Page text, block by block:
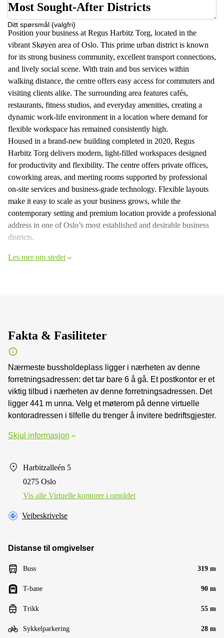
Ditt spørsmål (valgfri)
Most Sought-After Districts
Position your business at Regus Harbitz Torg, located in the
vibrant Skøyen area of Oslo. This prime urban district is known
for its strong business community, excellent transport connections,
and lively social scene. With train and bus services within
walking distance, the centre offers easy access for commuters and
visiting clients alike. The surrounding area features cafés,
restaurants, fitness studios, and everyday amenities, creating a
dynamic work-life environment in a location where demand for
flexible workspace has remained consistently high.
Housed in a brand-new building completed in 2020, Regus
Harbitz Torg delivers modern, light-filled workspaces designed
for productivity and flexibility. The centre offers private offices,
coworking areas, and meeting rooms supported by professional
on-site services and business-grade technology. Flexible layouts
make it easy to scale as your business grows, while the
contemporary setting and premium location provide a professional
address in one of Oslo’s most established and desirable business
districts.
Les mer om stedet
Fakta & Fasiliteter
Nærmeste bussholdeplass ligger i nærheten av denne
forretningsadressen: det tar bare 6 å gå. Et postkontor er et
viktig tilbud i nærheten av denne forretningsadressen. Det
ligger 441 m unna. Velg et møterom på denne virtuelle
kontoradressen i tilfelle du trenger å invitere bedriftsgjester.
Skjul informasjon
Harbitzalleén 5
0275 Oslo
Vis alle Virtuelle kontorer i området
Veibeskrivelse
Distanse til omgivelser
Buss 319 m
T-bane 90 m
Trikk 55 m
Sykkelparkering 28 m